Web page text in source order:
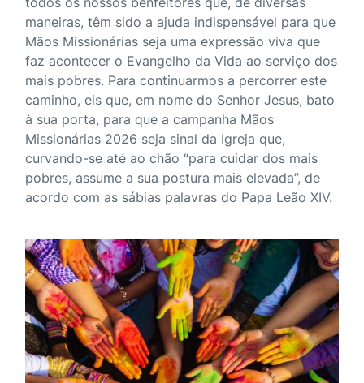
maneiras, têm sido a ajuda indispensável para que
Mãos Missionárias seja uma expressão viva que
faz acontecer o Evangelho da Vida ao serviço dos
mais pobres. Para continuarmos a percorrer este
caminho, eis que, em nome do Senhor Jesus, bato
à sua porta, para que a campanha Mãos
Missionárias 2026 seja sinal da Igreja que,
curvando-se até ao chão “para cuidar dos mais
pobres, assume a sua postura mais elevada”, de
acordo com as sábias palavras do Papa Leão XIV.